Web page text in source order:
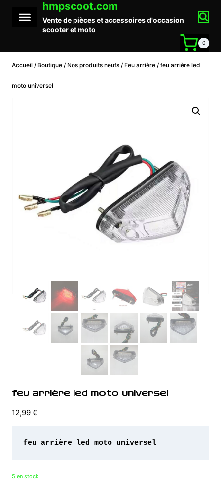
contenu
hmpscoot.com
Vente de pièces et accessoires d'occasion
scooter et moto
0
Accueil / Boutique / Nos produits neufs / Feu arrière / feu arrière led
moto universel
feu arrière led moto universel
12,99 €
feu arrière led moto universel
5 en stock